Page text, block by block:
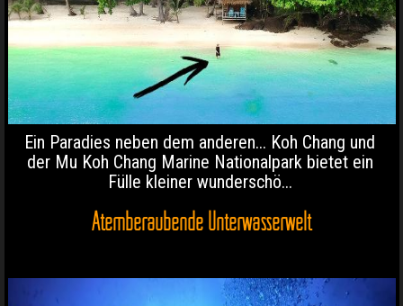
Ein Paradies neben dem anderen... Koh Chang und
der Mu Koh Chang Marine Nationalpark bietet ein
Fülle kleiner wunderschö...
Atemberaubende Unterwasserwelt